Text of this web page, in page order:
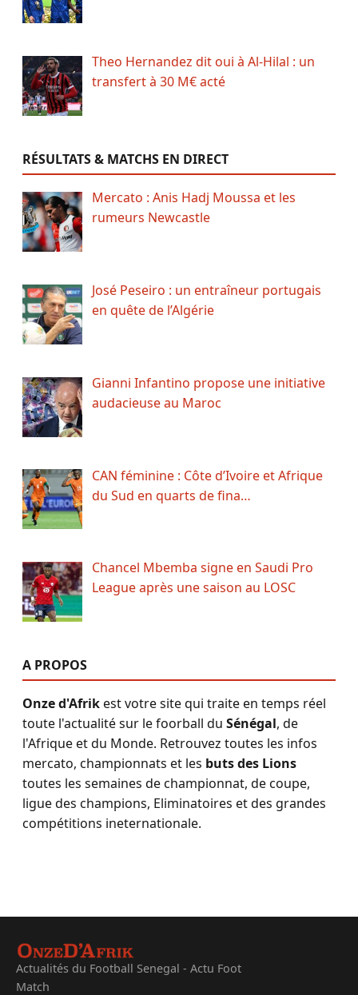
Theo Hernandez dit oui à Al-Hilal : un
transfert à 30 M€ acté
RÉSULTATS & MATCHS EN DIRECT
Mercato : Anis Hadj Moussa et les
rumeurs Newcastle
José Peseiro : un entraîneur portugais
en quête de l’Algérie
Gianni Infantino propose une initiative
audacieuse au Maroc
CAN féminine : Côte d’Ivoire et Afrique
du Sud en quarts de fina…
Chancel Mbemba signe en Saudi Pro
League après une saison au LOSC
A PROPOS
Onze d'Afrikest votre site qui traite en temps réel
toute l'actualité sur le foorball du Sénégal, de
l'Afrique et du Monde. Retrouvez toutes les infos
mercato, championnats et les buts des Lions
toutes les semaines de championnat, de coupe,
ligue des champions, Eliminatoires et des grandes
compétitions ineternationale.
Actualités du Football Senegal - Actu Foot
Match